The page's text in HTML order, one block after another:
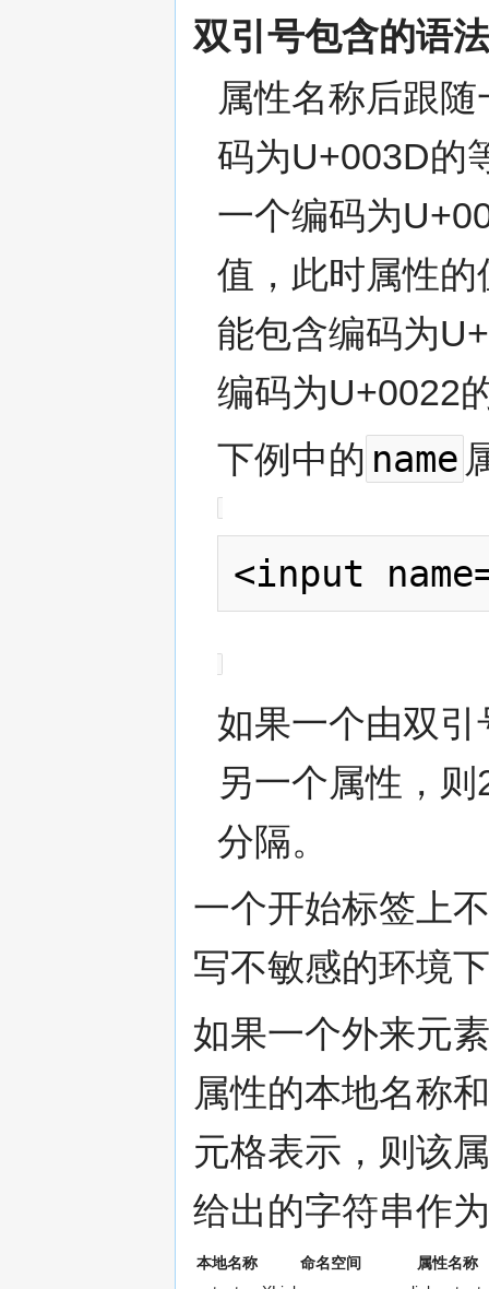
双引号包含的语法
属性名称后跟
码为U+003D的
一个编码为
值，此时属性
能包含编码为
编码为U+0022
下例中的 name
如果一个由双
另一个属性，
分隔。
一个开始标签上
写不敏感的环境
如果一个外来元
属性的本地名称
元格表示，则该
给出的字符串作
本地名称 命名空间
属性名称